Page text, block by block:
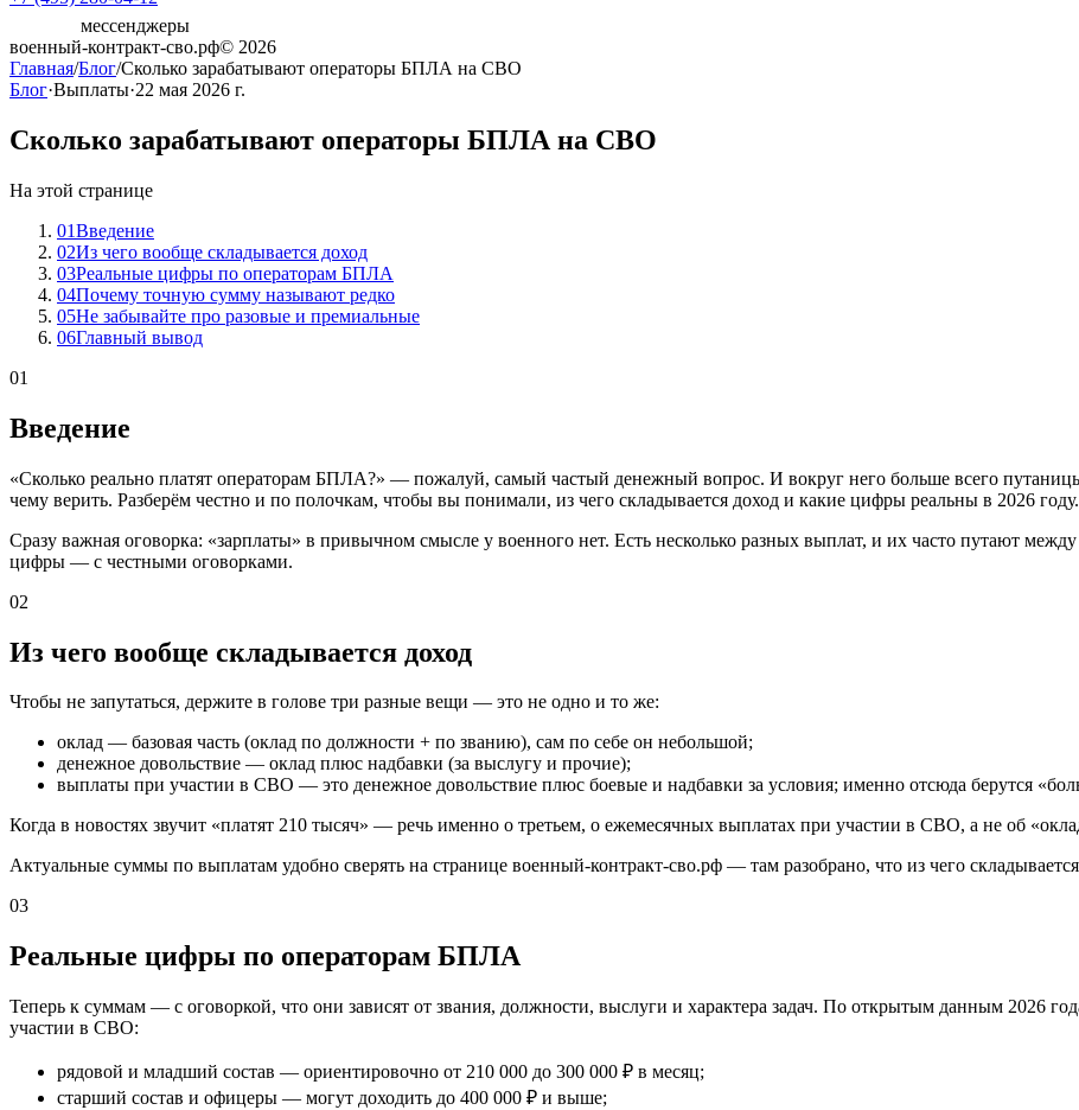
мессенджеры
военный-контракт-сво.рф© 2026
Главная/Блог/Сколько зарабатывают операторы БПЛА на СВО
Блог·Выплаты·22 мая 2026 г.
Сколько зарабатывают операторы БПЛА на СВО
На этой странице
01Введение
02Из чего вообще складывается доход
03Реальные цифры по операторам БПЛА
04Почему точную сумму называют редко
05Не забывайте про разовые и премиальные
06Главный вывод
01
Введение
«Сколько реально платят операторам БПЛА?» — пожалуй, самый частый денежный вопрос. И вокруг него больше всего
чему верить. Разберём честно и по полочкам, чтобы вы понимали, из чего складывается доход и какие цифры реальны в 2026 году.
Сразу важная оговорка: «зарплаты» в привычном смысле у военного нет. Есть несколько разных выплат, и их часто путают
цифры — с честными оговорками.
02
Из чего вообще складывается доход
Чтобы не запутаться, держите в голове три разные вещи — это не одно и то же:
оклад — базовая часть (оклад по должности + по званию), сам по себе он небольшой;
денежное довольствие — оклад плюс надбавки (за выслугу и прочие);
выплаты при участии в СВО — это денежное довольствие плюс боевые и надбавки за условия; именно отсюда берутся
Когда в новостях звучит «платят 210 тысяч» — речь именно о третьем, о ежемесячных выплатах при участии в СВО, а не об
Актуальные суммы по выплатам удобно сверять на странице военный-контракт-сво.рф — там разобрано, что из чего
03
Реальные цифры по операторам БПЛА
Теперь к суммам — с оговоркой, что они зависят от звания, должности, выслуги и характера задач. По открытым данным 2026
участии в СВО:
рядовой и младший состав — ориентировочно от 210 000 до 300 000 ₽ в месяц;
старший состав и офицеры — могут доходить до 400 000 ₽ и выше;